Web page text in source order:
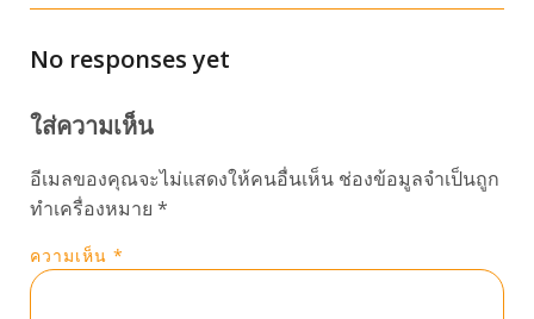
No responses yet
ใส่ความเห็น
อีเมลของคุณจะไม่แสดงให้คนอื่นเห็น ช่องข้อมูลจำเป็นถูก
ทำเครื่องหมาย *
ความเห็น *